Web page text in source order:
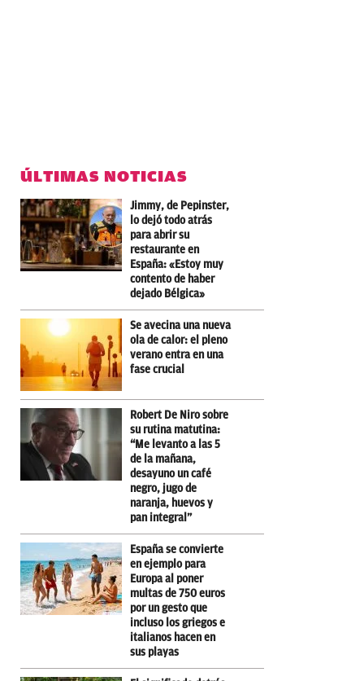
ÚLTIMAS NOTICIAS
Jimmy, de Pepinster,
lo dejó todo atrás
para abrir su
restaurante en
España: «Estoy muy
contento de haber
dejado Bélgica»
Se avecina una nueva
ola de calor: el pleno
verano entra en una
fase crucial
Robert De Niro sobre
su rutina matutina:
“Me levanto a las 5
de la mañana,
desayuno un café
negro, jugo de
naranja, huevos y
pan integral”
España se convierte
en ejemplo para
Europa al poner
multas de 750 euros
por un gesto que
incluso los griegos e
italianos hacen en
sus playas